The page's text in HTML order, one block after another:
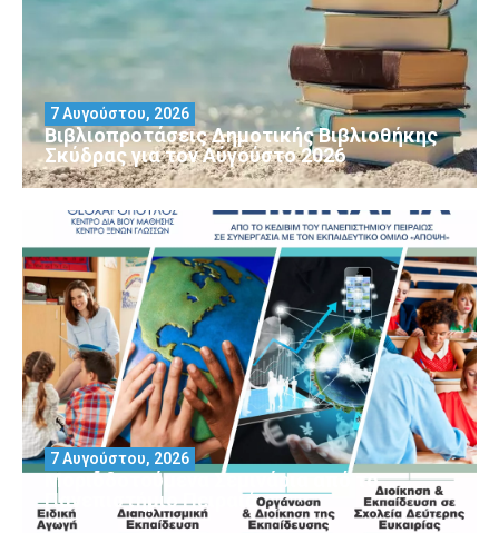
Βιβλιοπροτάσεις Δημοτικής Βιβλιοθήκης
Σκύδρας για τον Αύγούστο 2026
7 Αυγούστου, 2026
Μοριοδοτούμενα Σεμινάρια από το
Πανεπιστήμιο Πειραιά
7 Αυγούστου, 2026